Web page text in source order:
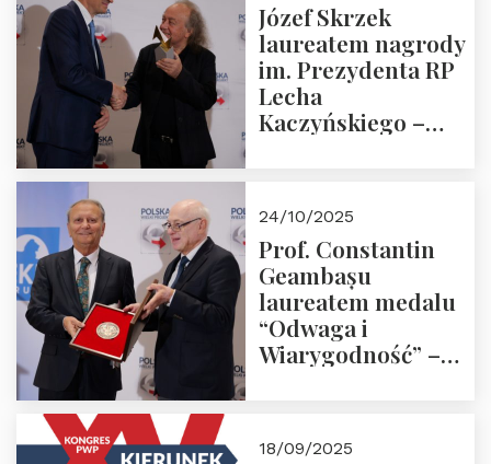
Józef Skrzek
laureatem nagrody
im. Prezydenta RP
Lecha
Kaczyńskiego –
24/10/2025
Prof. Constantin
Geambașu
laureatem medalu
“Odwaga i
Wiarygodność” –
18/09/2025